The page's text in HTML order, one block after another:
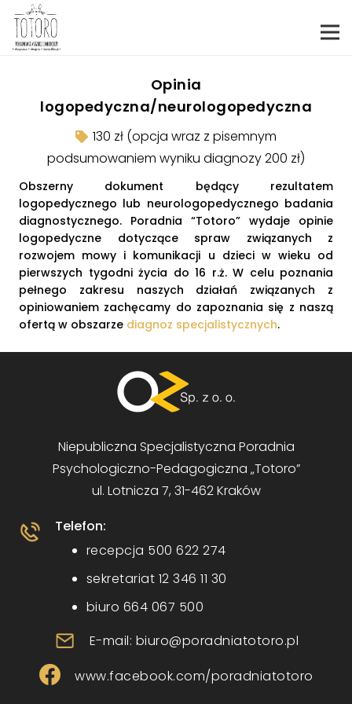
Opinia
logopedyczna/neurologopedyczna
130 zł (opcja wraz z pisemnym
podsumowaniem wyniku diagnozy 200 zł)
Obszerny dokument będący rezultatem
logopedycznego lub neurologopedycznego badania
diagnostycznego. Poradnia “Totoro” wydaje opinie
logopedyczne dotyczące spraw związanych z
rozwojem mowy i komunikacji u dzieci w wieku od
pierwszych tygodni życia do 16 r.ż. W celu poznania
pełnego zakresu naszych działań związanych z
opiniowaniem zachęcamy do zapoznania się z naszą
ofertą w obszarze diagnoz specjalistycznych.
Niepubliczna Specjalistyczna Poradnia
Psychologiczno-Pedagogiczna „Totoro”
ul. Lotnicza 7, 31-462 Kraków
Telefon:
recepcja 500 622 274
sekretariat 12 346 11 30
biuro 664 067 500
E-mail: biuro@poradniatotoro.pl
www.facebook.com/poradniatotoro